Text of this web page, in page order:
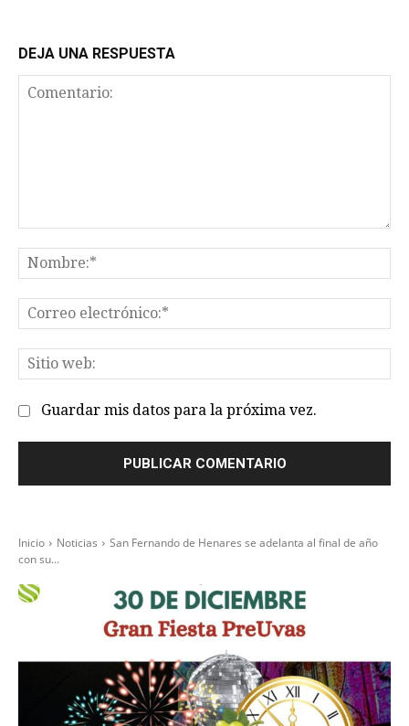
DEJA UNA RESPUESTA
Guardar mis datos para la próxima vez.